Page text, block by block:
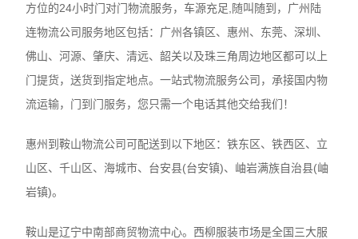
方位的24小时门对门物流服务，车源充足,随叫随到，广州陆
连物流公司服务地区包括：广州各镇区、惠州、东莞、深圳、
佛山、河源、肇庆、清远、韶关以及珠三角周边地区都可以上
门提货，送货到指定地点。一站式物流服务公司，承接国内物
流运输，门到门服务，您只需一个电话其他交给我们！
惠州到鞍山物流公司可配送到以下地区：铁东区、铁西区、立
山区、千山区、海城市、台安县(台安镇)、岫岩满族自治县(岫
岩镇)。
鞍山是辽宁中南部商贸物流中心。西柳服装市场是全国三大服